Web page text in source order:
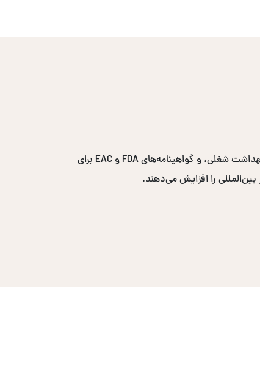
گواهینامه‌های پرتقاضا شامل ایزو ۹۰۰۱ برای مدیریت کیفیت، ایزو ۱۴۰۰۱ برای مدیریت محیط زیست، ایزو ۴۵۰۰۱ برای ایمنی و بهداشت شغلی، و گواهینامه‌های FDA و EAC برای
را افزایش می‌دهند.